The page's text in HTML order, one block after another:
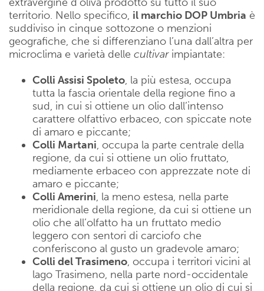
territorio. Nello specifico, il marchio DOP Umbria è
suddiviso in cinque sottozone o menzioni
geografiche, che si differenziano l’una dall’altra per
microclima e varietà delle cultivarimpiantate:
Colli Assisi Spoleto, la più estesa, occupa
tutta la fascia orientale della regione fino a
sud, in cui si ottiene un olio dall’intenso
carattere olfattivo erbaceo, con spiccate note
di amaro e piccante;
Colli Martani, occupa la parte centrale della
regione, da cui si ottiene un olio fruttato,
mediamente erbaceo con apprezzate note di
amaro e piccante;
Colli Amerini, la meno estesa, nella parte
meridionale della regione, da cui si ottiene un
olio che all’olfatto ha un fruttato medio
leggero con sentori di carciofo che
conferiscono al gusto un gradevole amaro;
Colli del Trasimeno, occupa i territori vicini al
lago Trasimeno, nella parte nord-occidentale
della regione, da cui si ottiene un olio di cui si